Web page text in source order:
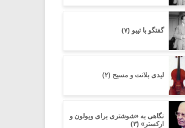
گفتگو با تیبو (۷)
لیدی بلانت و مسیح (۲)
نگاهی به «شوشتری برای ویولون و
ارکستر» (۳)